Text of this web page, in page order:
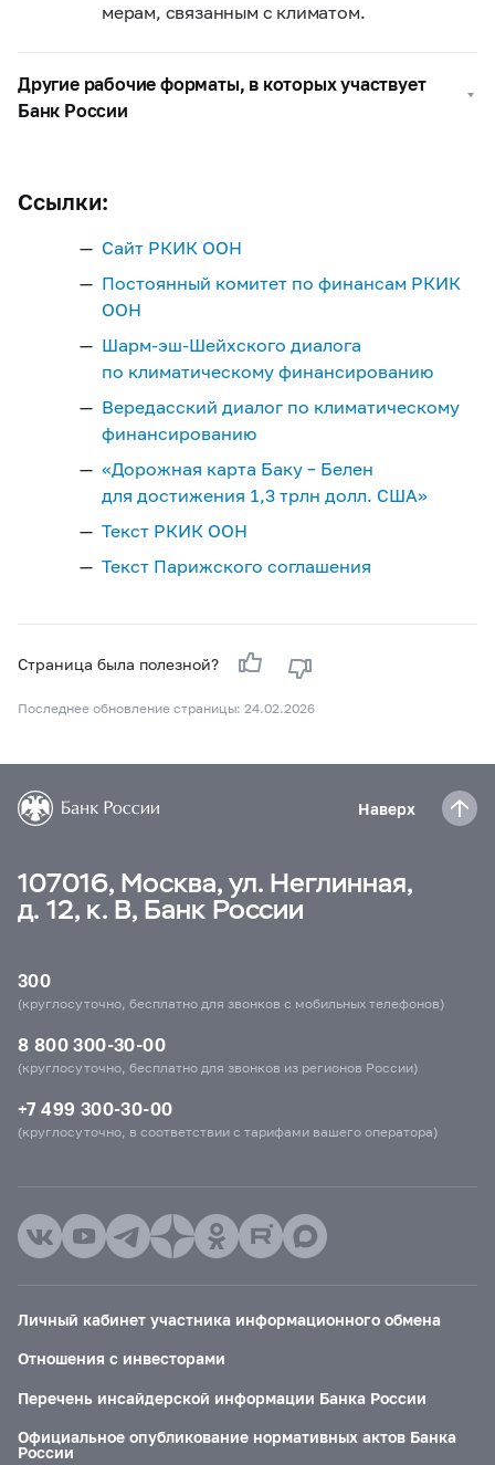
мерам, связанным с климатом.
Другие рабочие форматы, в которых участвует
Банк России
Ссылки:
Сайт РКИК ООН
Постоянный комитет по финансам РКИК
ООН
Шарм-эш-Шейхского диалога
по климатическому финансированию
Вередасский диалог по климатическому
финансированию
«Дорожная карта Баку – Белен
для достижения 1,3 трлн долл. США»
Текст РКИК ООН
Текст Парижского соглашения
Страница была полезной?
Последнее обновление страницы: 24.02.2026
Наверх
107016, Москва, ул. Неглинная,
д. 12, к. В, Банк России
300
(круглосуточно, бесплатно для звонков с мобильных телефонов)
8 800 300-30-00
(круглосуточно, бесплатно для звонков из регионов России)
+7 499 300-30-00
(круглосуточно, в соответствии с тарифами вашего оператора)
Личный кабинет участника информационного обмена
Отношения с инвесторами
Перечень инсайдерской информации Банка России
Официальное опубликование нормативных актов Банка
России